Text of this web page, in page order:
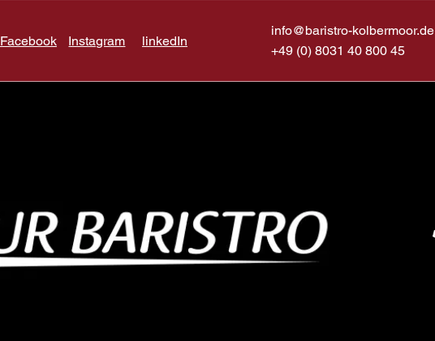
Facebook Instagram linkedIn
info@baristro-kolbermoor.de
+49 (0) 8031 40 800 45